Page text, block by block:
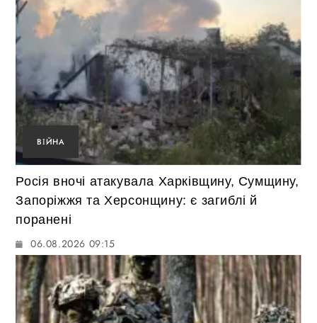
ВІЙНА
Росія вночі атакувала Харківщину, Сумщину,
Запоріжжя та Херсонщину: є загиблі й
поранені
06.08.2026 09:15